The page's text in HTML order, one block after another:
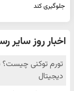
جلوگیری کند